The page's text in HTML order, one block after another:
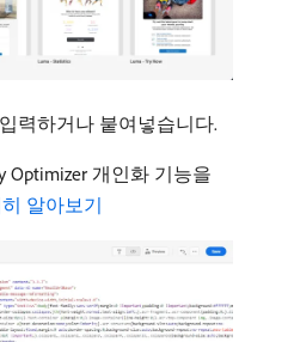
력하거나 붙여넣습니다.
Optimizer 개인화 기능을
알아보기